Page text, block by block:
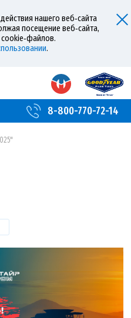
нашего веб‑сайта
посещение веб‑сайта,
cookie‑файлов.
.
8-800-770-72-14